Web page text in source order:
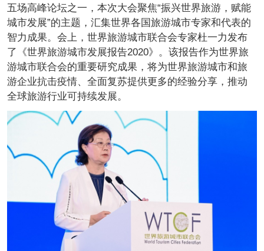
五场高峰论坛之一，本次大会聚焦“振兴世界旅游，赋能
城市发展”的主题，汇集世界各国旅游城市专家和代表的
智力成果。会上，世界旅游城市联合会专家杜一力发布
了《世界旅游城市发展报告2020》。该报告作为世界旅
游城市联合会的重要研究成果，将为世界旅游城市和旅
游企业抗击疫情、全面复苏提供更多的经验分享，推动
全球旅游行业可持续发展。